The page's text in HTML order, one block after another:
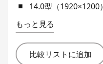
14.0型（1920×1200）
もっと見る
比較リストに追加